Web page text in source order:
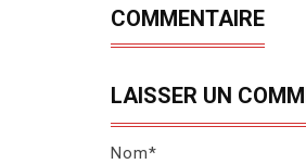
COMMENTAIRE
LAISSER UN
Nom*